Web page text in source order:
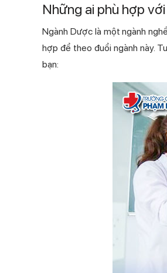
Những ai phù hợp
Ngành Dược là một ngành
hợp để theo đuổi ngành này.
bạn: